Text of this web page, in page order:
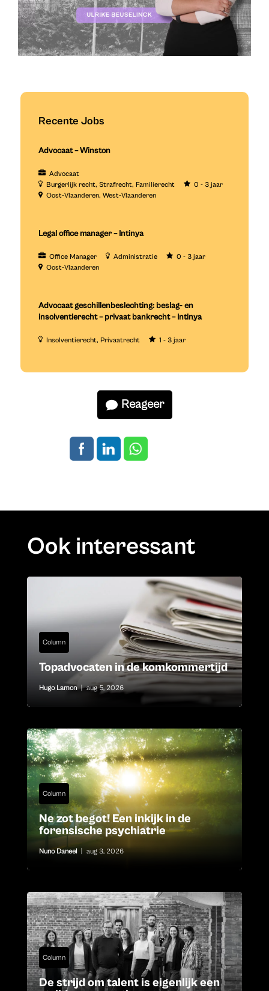
Recente Jobs
Advocaat – Winston
Advocaat
Burgerlijk recht Strafrecht Familierecht
0 - 3 jaar
Oost-Vlaanderen West-Vlaanderen
Legal office manager – Intinya
Office Manager Administratie
0 - 3 jaar
Oost-Vlaanderen
Advocaat geschillenbeslechting: beslag- en
insolventierecht – privaat bankrecht – Intinya
Insolventierecht Privaatrecht 1 - 3 jaar
Reageer
Ook interessant
Column
Topadvocaten in de komkommertijd
Hugo Lamon | aug 5, 2026
Column
Ne zot begot! Een inkijk in de
forensische psychiatrie
Nuno Daneel aug 3, 2026
Column
De strijd om talent is eigenlijk een